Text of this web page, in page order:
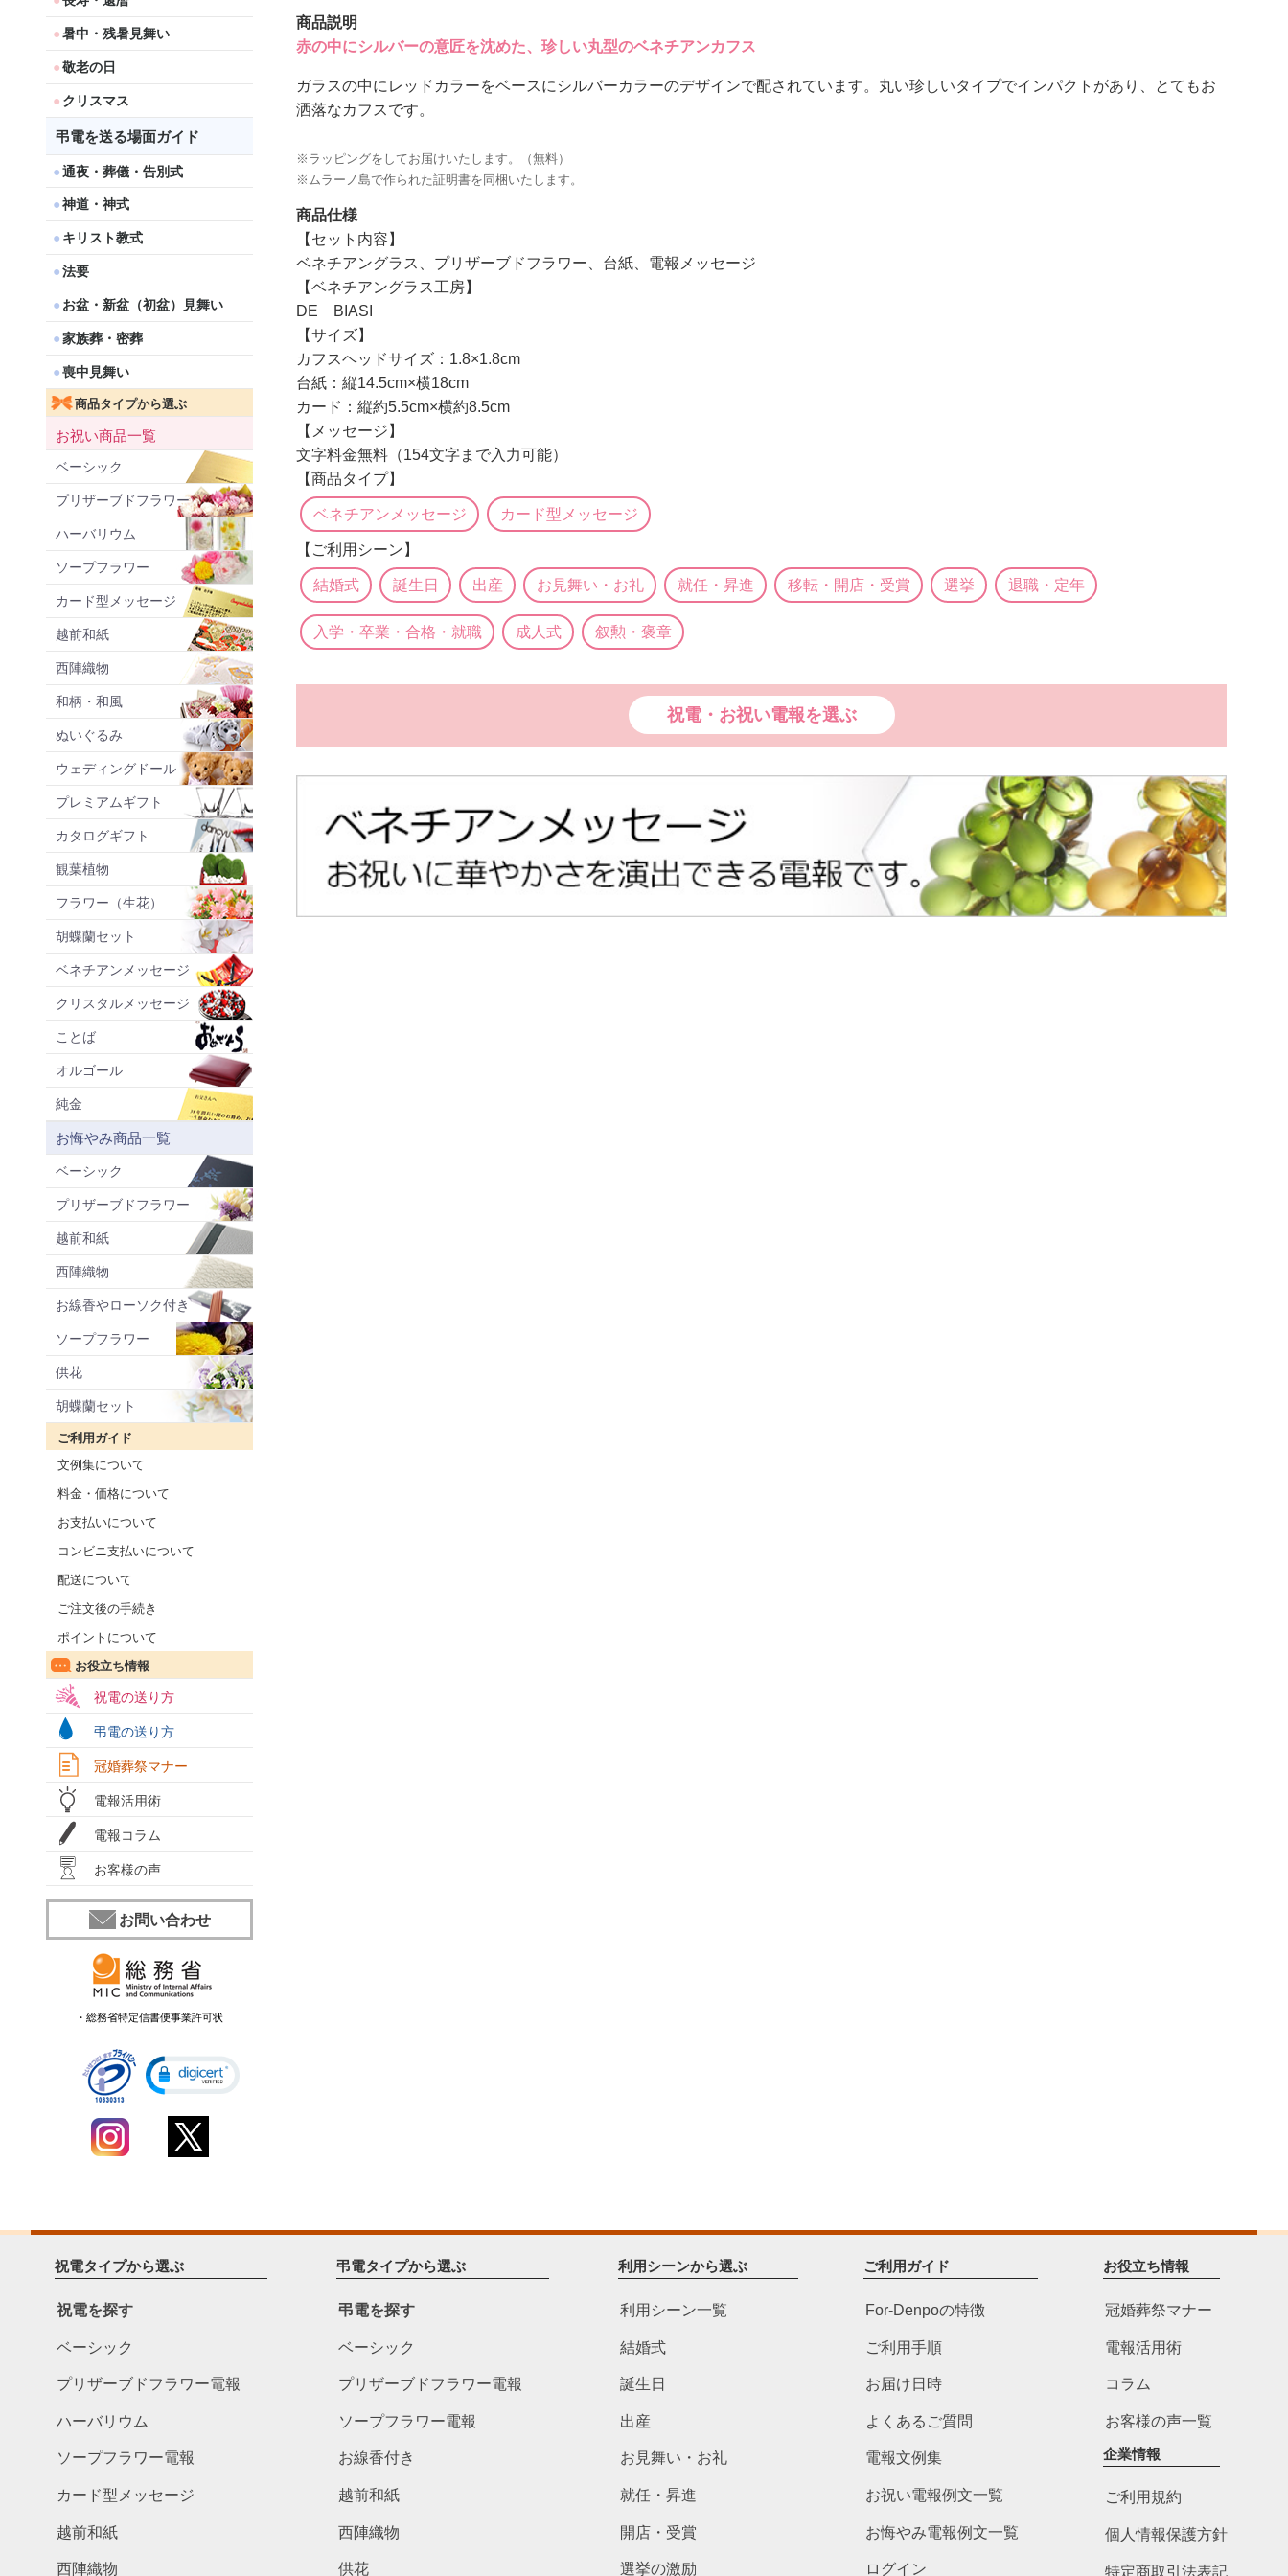
暑中・残暑見舞い
敬老の日
クリスマス
弔電を送る場面ガイド
通夜・葬儀・告別式
神道・神式
キリスト教式
法要
お盆・新盆（初盆）見舞い
家族葬・密葬
喪中見舞い
商品タイプから選ぶ
お祝い商品一覧
ベーシック
プリザーブドフラワー
ハーバリウム
ソープフラワー
カード型メッセージ
越前和紙
西陣織物
和柄・和風
ぬいぐるみ
ウェディングドール
プレミアムギフト
カタログギフト
観葉植物
フラワー（生花）
胡蝶蘭セット
ベネチアンメッセージ
クリスタルメッセージ
ことば
オルゴール
純金
お悔やみ商品一覧
ベーシック
プリザーブドフラワー
越前和紙
西陣織物
お線香やローソク付き
ソープフラワー
供花
胡蝶蘭セット
ご利用ガイド
文例集について
料金・価格について
お支払いについて
コンビニ支払いについて
配送について
ご注文後の手続き
ポイントについて
お役立ち情報
祝電の送り方
弔電の送り方
冠婚葬祭マナー
電報活用術
電報コラム
お客様の声
お問い合わせ
・総務省特定信書便事業許可状
商品説明
赤の中にシルバーの意匠を沈めた、珍しい丸型のベネチアンカフス
ガラスの中にレッドカラーをベースにシルバーカラーのデザインで配されています。丸い珍しいタイプでインパクトがあり、とてもお
洒落なカフスです。
※ラッピングをしてお届けいたします。（無料）
※ムラーノ島で作られた証明書を同梱いたします。
商品仕様
【セット内容】
ベネチアングラス、プリザーブドフラワー、台紙、電報メッセージ
【ベネチアングラス工房】
DE BIASI
【サイズ】
カフスヘッドサイズ：1.8×1.8cm
台紙：縦14.5cm×横18cm
カード：縦約5.5cm×横約8.5cm
【メッセージ】
文字料金無料（154文字まで入力可能）
【商品タイプ】
ベネチアンメッセージ カード型メッセージ
【ご利用シーン】
結婚式 誕生日 出産 お見舞い・お礼 就任・昇進 移転・開店・受賞 選挙 退職・定年
入学・卒業・合格・就職 成人式 叙勲・褒章
祝電・お祝い電報を選ぶ
祝電タイプから選ぶ
祝電を探す
ベーシック
プリザーブドフラワー電報
ハーバリウム
ソープフラワー電報
カード型メッセージ
越前和紙
西陣織物
弔電タイプから選ぶ
弔電を探す
ベーシック
プリザーブドフラワー電報
ソープフラワー電報
お線香付き
越前和紙
西陣織物
供花
利用シーンから選ぶ
利用シーン一覧
結婚式
誕生日
出産
お見舞い・お礼
就任・昇進
開店・受賞
選挙の激励
ご利用ガイド
For-Denpoの特徴
ご利用手順
お届け日時
よくあるご質問
電報文例集
お祝い電報例文一覧
お悔やみ電報例文一覧
ログイン
お役立ち情報
冠婚葬祭マナー
電報活用術
コラム
お客様の声一覧
企業情報
ご利用規約
個人情報保護方針
特定商取引法表記